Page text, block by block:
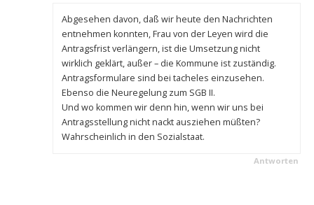
Abgesehen davon, daß wir heute den Nachrichten
entnehmen konnten, Frau von der Leyen wird die
Antragsfrist verlängern, ist die Umsetzung nicht
wirklich geklärt, außer – die Kommune ist zuständig.
Antragsformulare sind bei tacheles einzusehen.
Ebenso die Neuregelung zum SGB II.
Und wo kommen wir denn hin, wenn wir uns bei
Antragsstellung nicht nackt ausziehen müßten?
Wahrscheinlich in den Sozialstaat.
Antworten